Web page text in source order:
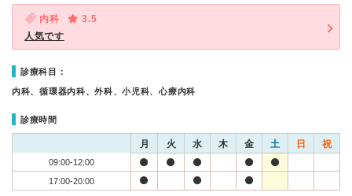
内科
3.5
人気です
診療科目：
内科、循環器内科、外科、小児科、心療内科
診療時間
月 火 水 木 金 土 日 祝
09:00-12:00
17:00-20:00